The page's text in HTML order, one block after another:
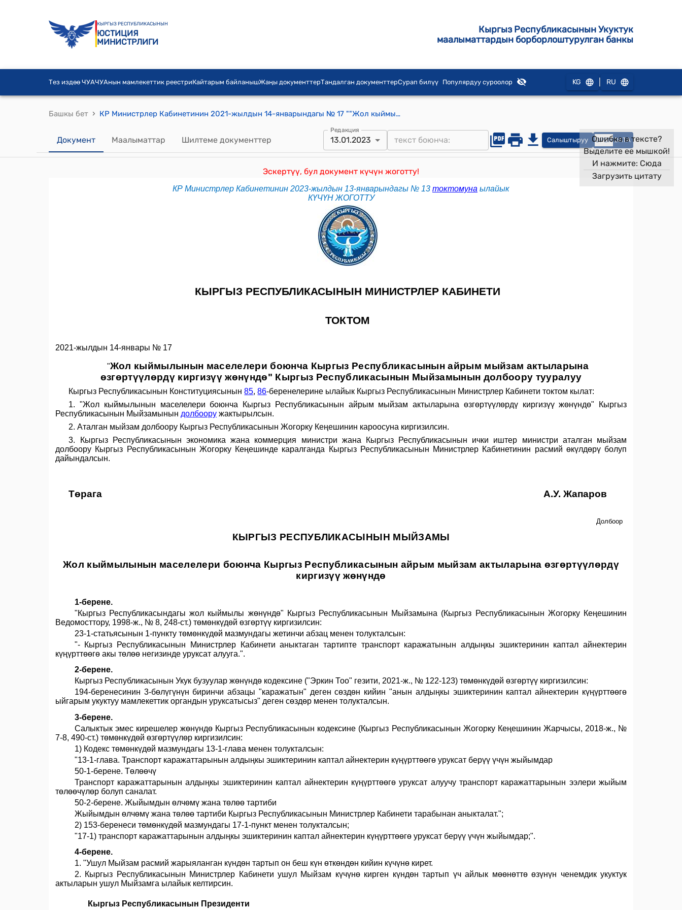
КЫРГЫЗ РЕСПУБЛИКАСЫНЫН
ЮСТИЦИЯ
МИНИСТРЛИГИ
Кыргыз Республикасынын Укуктук
маалыматтардын борборлоштурулган банкы
Тез издөө ЧУАЧУАнын мамлекеттик реестриКайтарым байланышЖаңы документтерТандалган документтерСурап билүү Популярдуу суроолор KG RU
Башкы бет › КР Министрлер Кабинетинин 2021-жылдын 14-январындагы № 17 ""Жол кыймылынын маселелери боюнча Кыргыз Республикасынын айрым мыйзам актыларына өзгөртүүлөрдү киргизүү жөнүндө" Кыргыз Республикасынын Мыйзамынын долбоору тууралуу" тоутому
Документ Маалыматтар Шилтеме документтер
Редакция
13.01.2023 Салыштыруу OPEN DATA
Эскертүү, бул документ күчүн жоготту!
Ошибка в тексте?
Выделите ее мышкой!
И нажмите: Сюда
Загрузить цитату